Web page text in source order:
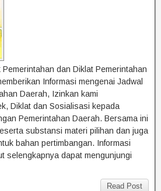
dan Diklat Pemerintahan
Informasi mengenai Jadwal
Daerah, Izinkan kami
Diklat dan Sosialisasi kepada
Pemerintahan Daerah. Bersama ini
substansi materi pilihan dan juga
bahan pertimbangan. Informasi
selengkapnya dapat mengunjungi
Read Post